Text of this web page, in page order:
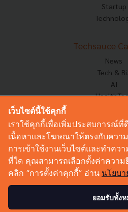
Startup
Techsauce
News
Tech &
AI
Corp
Saucy
Videos
Podcast
เว็บไซต์นี้ใช้คุกกี้
เราใช้คุกกี้เพื่อเพิ่มประสบการณ์ที่
เนื้อหาและโฆษณาให้ตรงกับควา
การเข้าใช้งานเว็บไซต์และทำคว
ที่ใด คุณสามารถเลือกตั้งค่าควา
คลิก “การตั้งค่าคุกกี้” อ่าน นโยบ
ยอมรับทั้ง